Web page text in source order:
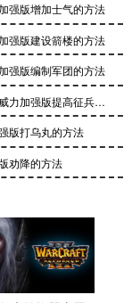
强版增加士气的方法
强版建设箭楼的方法
强版编制军团的方法
三国志9威力加强版怎么提高征兵效率？-三国志9威力加强版提高征兵效率的方法
版打乌丸的方法
劝降的方法